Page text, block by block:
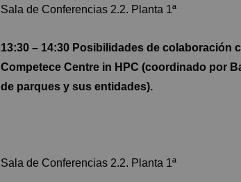
Sala de Conferencias 2.2. Planta 1ª
13:30 – 14:30 Posibilidades de colaboración
Competece Centre in HPC (coordinado por
de parques y sus entidades).
Sala de Conferencias 2.2. Planta 1ª